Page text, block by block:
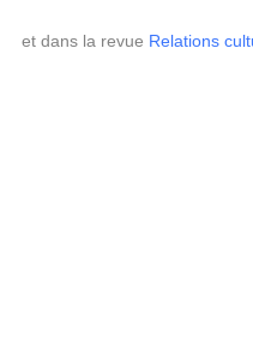
et dans la revue Relations